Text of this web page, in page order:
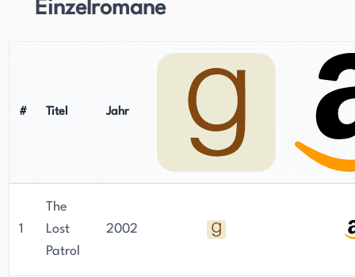
Einzelromane
# Titel Jahr
1
The
Lost
Patrol
2002